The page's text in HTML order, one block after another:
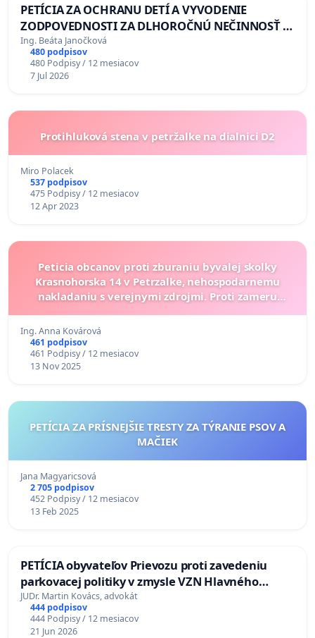
PETÍCIA ZA OCHRANU DETÍ A VYVODENIE
ZODPOVEDNOSTI ZA DLHOROČNÚ NEČINNOSŤ A
ZLYHANIE ŠTÁTU
Ing. Beáta Janočková
480 podpisov
480 Podpisy / 12 mesiacov
7 Jul 2026
Protihluková stena v petržalke na dialnici D2
Miro Polacek
537 podpisov
475 Podpisy / 12 mesiacov
12 Apr 2023
Peticia obcanov proti zburaniu byvalej skolky
Krasnohorska 14 v Petrzalke, nehospodarnemu
nakladaniu s verejnymi zdrojmi. Proti zameru
Ing. Anna Kovárová
461 podpisov
461 Podpisy / 12 mesiacov
13 Nov 2025
PETÍCIA ZA PRÍSNEJŠIE TRESTY ZA TÝRANIE PSOV A
MAČIEK
Jana Magyaricsová
2 705 podpisov
452 Podpisy / 12 mesiacov
13 Feb 2025
PETÍCIA obyvateľov Prievozu proti zavedeniu
parkovacej politiky v zmysle VZN Hlavného
mesta SR Bratislavy č. 3/2025 zo dňa 19.06.2025 o
dočasnom parkovaní motorových vozidiel
JUDr. Martin Kovács, advokát
444 podpisov
444 Podpisy / 12 mesiacov
21 Jun 2026